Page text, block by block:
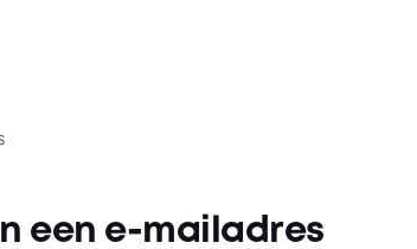
een e-mailadres